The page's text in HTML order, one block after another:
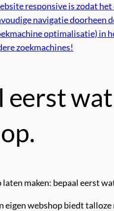
responsive is zodat
navigatie doorheen
optimalisatie) in
zoekmachines!
eerst
laten maken: bepaal eerst
eigen webshop biedt